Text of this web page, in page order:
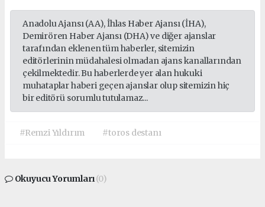
Anadolu Ajansı (AA), İhlas Haber Ajansı (İHA),
Demirören Haber Ajansı (DHA) ve diğer ajanslar
tarafından eklenen tüm haberler, sitemizin
editörlerinin müdahalesi olmadan ajans kanallarından
çekilmektedir. Bu haberlerde yer alan hukuki
muhataplar haberi geçen ajanslar olup sitemizin hiç
bir editörü sorumlu tutulamaz...
#Remzi Yıldırım #toros destanı
Okuyucu Yorumları(0)